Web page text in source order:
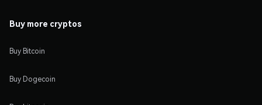
Buy more cryptos
Buy Bitcoin
Buy Dogecoin